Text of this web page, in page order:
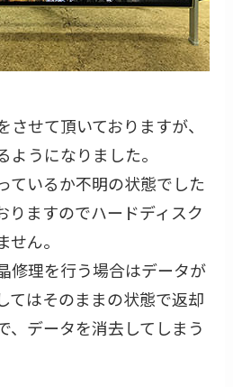
せて頂いておりますが、
うになりました。
ているか不明の状態でした
りますのでハードディスク
ん。
修理を行う場合はデータが
てはそのままの状態で返却
、データを消去してしまう